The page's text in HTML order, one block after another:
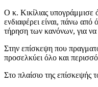
Ο κ. Κικίλιας υπογράμμισε
ενδιαφέρει είναι, πάνω
τήρηση των κανόνων, για να
Στην επίσκεψη που
προσελκύει όλο και
Στο πλαίσιο της